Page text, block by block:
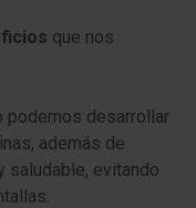
que nos
podemos desarrollar
además de
saludable, evitando